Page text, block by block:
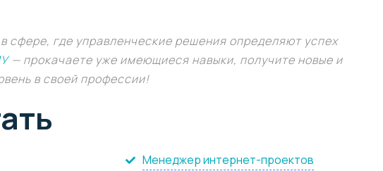
сфере, где управленческие решения определяют успех
— прокачаете уже имеющиеся навыки, получите новые и
в своей профессии!
Менеджер интернет-проектов